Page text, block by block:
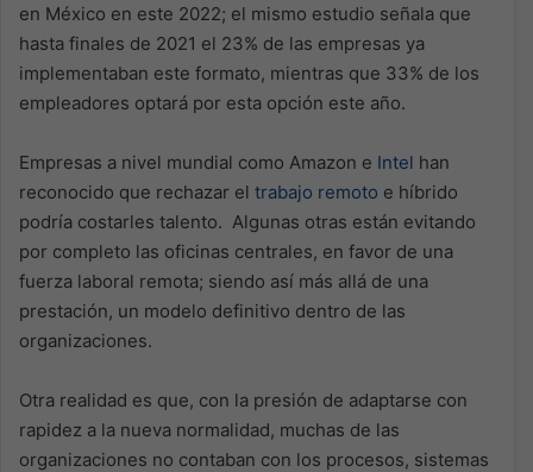
en México en este 2022; el mismo estudio señala que
hasta finales de 2021 el 23% de las empresas ya
implementaban este formato, mientras que 33% de los
empleadores optará por esta opción este año.
Empresas a nivel mundial como Amazon e Intel han
reconocido que rechazar el trabajo remoto e híbrido
podría costarles talento. Algunas otras están evitando
por completo las oficinas centrales, en favor de una
fuerza laboral remota; siendo así más allá de una
prestación, un modelo definitivo dentro de las
organizaciones.
Otra realidad es que, con la presión de adaptarse con
rapidez a la nueva normalidad, muchas de las
organizaciones no contaban con los procesos, sistemas